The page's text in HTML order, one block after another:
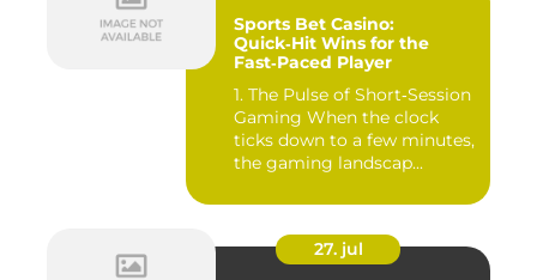
Sports Bet Casino:
Quick‑Hit Wins for the
Fast‑Paced Player
1. The Pulse of Short‑Session
Gaming When the clock
ticks down to a few minutes,
the gaming landscap...
27. jul